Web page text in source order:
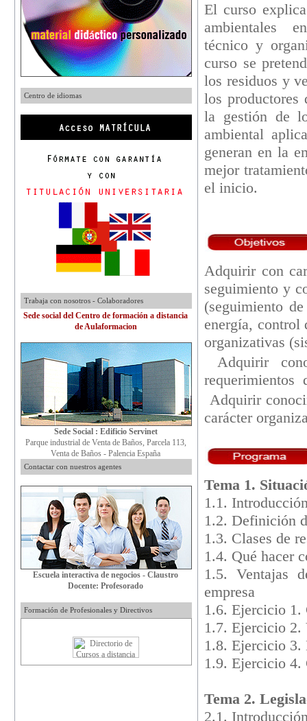
Centro de idiomas
Trabaja con nosotros - Colaboradores
Sede social del Centro de formación a distancia
de Aulaformacion
Sede Social : Edificio Servinet
Parque industrial de Venta de Baños, Parcela 113,
Venta de Baños - Palencia España
Contactar con nuestros agentes
Escuela interactiva de negocios - Claustro
Docente: Profesorado
Formación de Profesionales y Directivos
El curso
ambientales
técnico y
curso se
los residuos y
los productores
la gestión de
ambiental
generan en la
mejor
el inicio.
Adquirir con
seguimiento y
(seguimiento
energía, control
organizativas
Adquirir
requerimientos
Adquirir
carácter
Tema 1.
1.1.
1.2. Definición
1.3. Clases de
1.4. Qué hacer
1.5. Ventajas
empresa
1.6. Ejercicio 1.
1.7. Ejercicio 2.
1.8. Ejercicio
1.9. Ejercicio 4.
Tema 2.
2.1.